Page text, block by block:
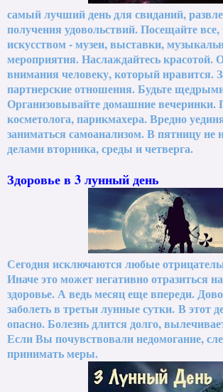
самый лучший день для свиданий,
получения удовольствий. Посещайте все,
искусством - музеи, выставки,
мероприятия. Наслаждайтесь красотой.
внимания человеку, который нравится.
партнерские отношения. Будьте
Организовывайте домашние вечеринки.
косметолога, парикмахера. Вредно
заниматься самоанализом. В пятницу не
делами вторника, среды и четверга.
Здоровье в 3 лунный день
Сегодня исключаются любые
Иначе это может негативно отразиться
здоровье. А ведь месяц еще впереди.
заболеть в третьи лунные сутки. В этот
опасно. Болезнь длится долго,
Если Вы почувствовали недомогание,
принимать меры.